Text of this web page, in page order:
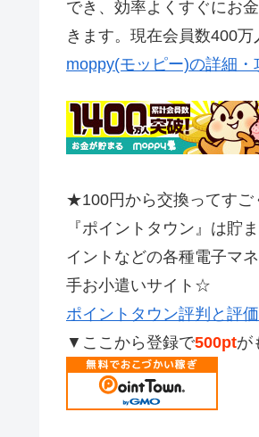
でき、効率よくすぐにお
きます。現在会員数400
moppy(モッピー)の詳細
★100円から交換ってす
『ポイントタウン』は貯
イントなどの各種電子マ
手お小遣いサイト☆
ポイントタウン評判と評
▼ここから登録で500ptが